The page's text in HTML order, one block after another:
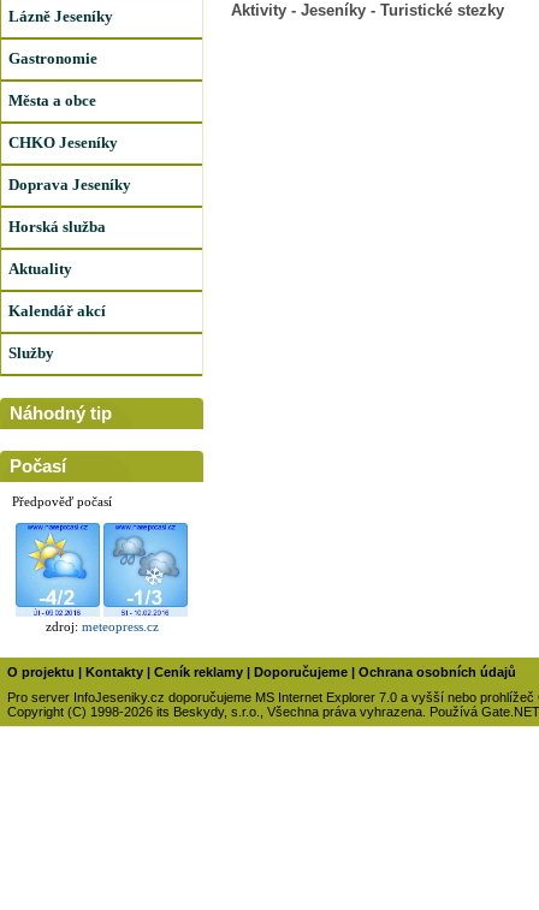
Lázně Jeseníky
Gastronomie
Města a obce
CHKO Jeseníky
Doprava Jeseníky
Horská služba
Aktuality
Kalendář akcí
Služby
Náhodný tip
Počasí
Předpověď počasí
zdroj: meteopress.cz
Aktivity - Jeseníky - Turistické stezky
O projektu Kontakty Ceník reklamy Doporučujeme
Ochrana osobních údajů
Pro server InfoJeseniky.cz doporučujeme MS Internet Explorer 7.0 a vyšší nebo prohlížeč
Copyright (C) 1998-2026 its Beskydy, s.r.o., Všechna práva vyhrazena. Používá